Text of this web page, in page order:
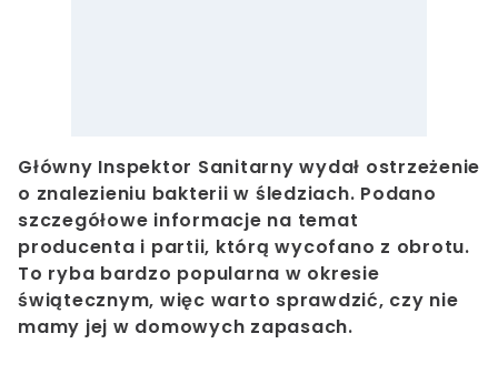
Główny Inspektor Sanitarny wydał ostrzeżenie
o znalezieniu bakterii w śledziach. Podano
szczegółowe informacje na temat
producenta i partii, którą wycofano z obrotu.
To ryba bardzo popularna w okresie
świątecznym, więc warto sprawdzić, czy nie
mamy jej w domowych zapasach.